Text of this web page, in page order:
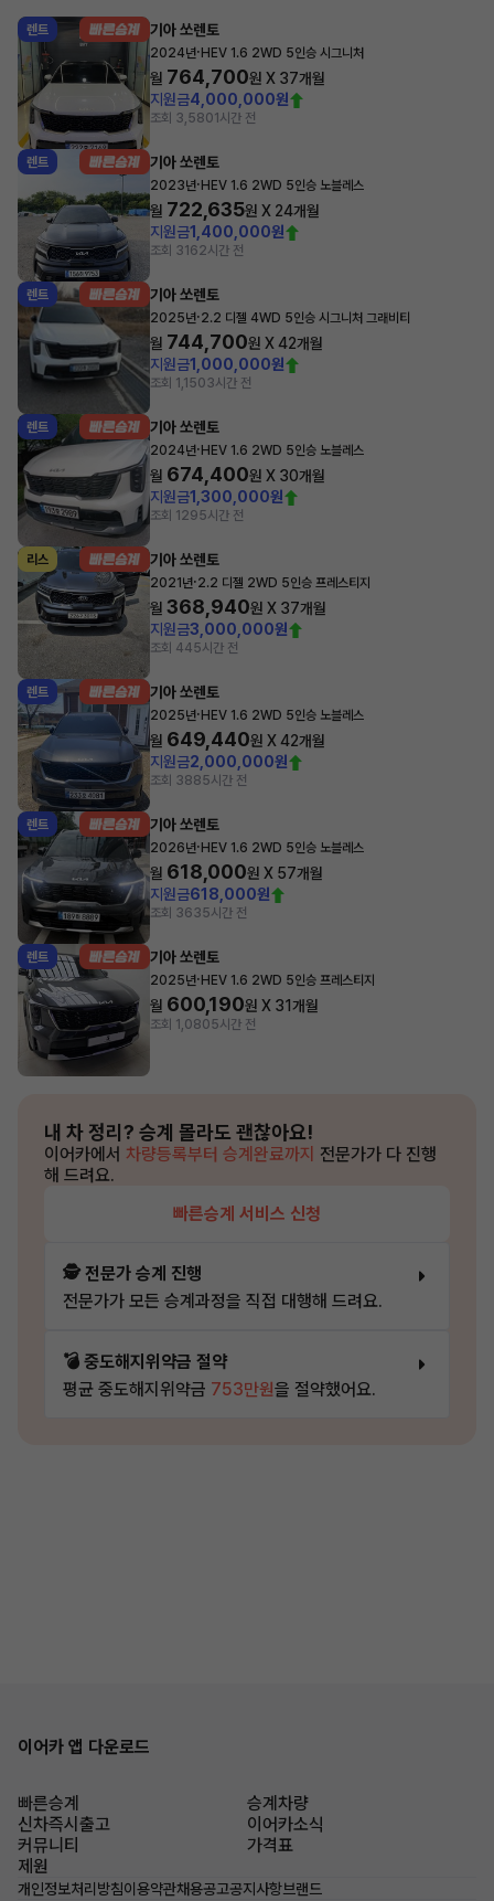
렌트 기아 쏘렌토
2024년· HEV 1.6 2WD 5인승 시그니처
월 764,700원 X 37개월
지원금4,000,000원
조회 3,5801시간 전
렌트 기아 쏘렌토
2023년· HEV 1.6 2WD 5인승 노블레스
월 722,635원 X 24개월
지원금1,400,000원
조회 3162시간 전
렌트 기아 쏘렌토
2025년·2.2 디젤 4WD 5인승 시그니처 그래비티
월 744,700원 X42개월
지원금1,000,000원
조회 1,1503시간 전
렌트 기아 쏘렌토
2024년· HEV 1.6 2WD 5인승 노블레스
월 674,400원 X 30개월
지원금1,300,000원
조회 1295시간 전
리스 기아 쏘렌토
2021년·2.2 디젤 2WD 5인승 프레스티지
월 368,940원 X 37개월
지원금3,000,000원
조회 445시간 전
렌트 기아 쏘렌토
2025년· HEV 1.6 2WD 5인승 노블레스
월 649,440원 X42개월
지원금2,000,000원
조회 3885시간 전
렌트 기아 쏘렌토
2026년· HEV 1.6 2WD 5인승 노블레스
월 618,000원 X 57개월
지원금618,000원
조회 3635시간 전
렌트 기아 쏘렌토
2025년· HEV 1.6 2WD 5인승 프레스티지
월 600,190원 X 31개월
조회 1,0805시간 전
내 차 정리? 승계 몰라도 괜찮아요!
이어카에서 차량등록부터 승계완료까지 전문가가 다 진행
해 드려요.
빠른승계 서비스 신청
🕵️ 전문가 승계 진행
전문가가 모든 승계과정을 직접 대행해 드려요.
💣 중도해지위약금 절약
평균 중도해지위약금 753만원을 절약했어요.
이어카 앱 다운로드
빠른승계
승계차량
신차즉시출고
이어카소식
커뮤니티
가격표
제원
개인정보처리방침이용약관채용공고공지사항브랜드